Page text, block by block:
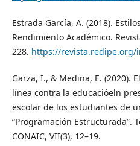
Estrada García, A. (2018).
Rendimiento Académico.
228. https://
Garza, I., & Medina, E. (2020).
línea contra la educacióeln
escolar de los estudiantes de
“Programación Estructurada”.
CONAIC, VII(3), 12–19.